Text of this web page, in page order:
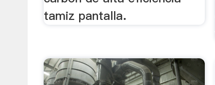
tamiz pantalla.